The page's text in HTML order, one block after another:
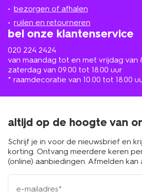
bezorgen of afhalen
ruilen en retourneren
bel onze klantenservice
020 224 2424
van maandag tot en met vrijdag van
zaterdag van 09.00 tot 18.00 uur
* raamdecoratie van 10.00 tot 18.00
de
buurt
altijd op de hoogte van
Schrijf je in voor de nieuwsbrief en
korting. Ontvang meerdere keren
(online) aanbiedingen. Afmelden kan
e-
mailadres